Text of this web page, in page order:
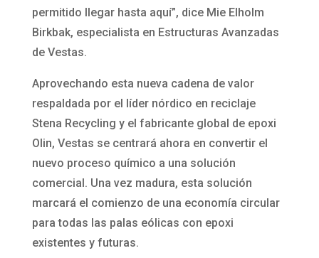
permitido llegar hasta aquí”, dice Mie Elholm
Birkbak, especialista en Estructuras Avanzadas
de Vestas.
Aprovechando esta nueva cadena de valor
respaldada por el líder nórdico en reciclaje
Stena Recycling y el fabricante global de epoxi
Olin, Vestas se centrará ahora en convertir el
nuevo proceso químico a una solución
comercial. Una vez madura, esta solución
marcará el comienzo de una economía circular
para todas las palas eólicas con epoxi
existentes y futuras.